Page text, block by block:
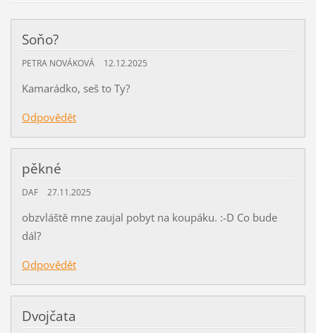
Soňo?
PETRA NOVÁKOVÁ 12.12.2025
Kamarádko, seš to Ty?
Odpovědět
pěkné
DAF 27.11.2025
obzvláště mne zaujal pobyt na koupáku. :-D Co bude
dál?
Odpovědět
Dvojčata